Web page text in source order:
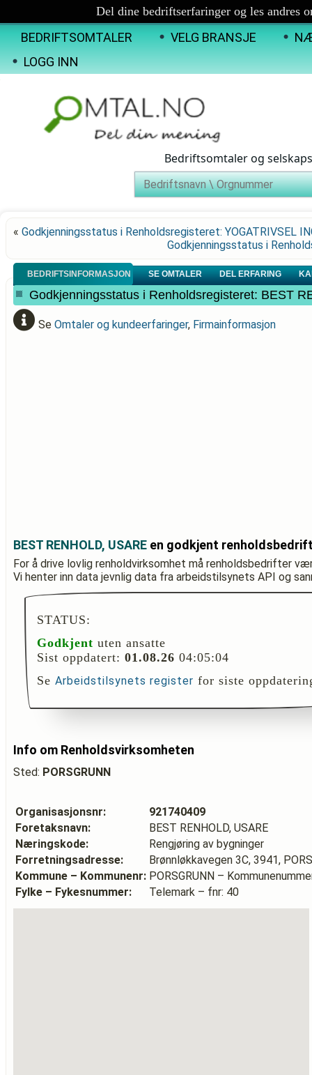
Del dine bedriftserfaringer og les andres
BEDRIFTSOMTALER VELG BRANSJE
LOGG INN
Bedriftsomtaler og
« Godkjenningsstatus i Renholdsregisteret: YOGATRIVSEL
Godkjenningsstatus i
BEDRIFTSINFORMASJON SE OMTALER DEL ERFARING
Godkjenningsstatus i Renholdsregisteret: BEST
Se Omtaler og kundeerfaringer, Firmainformasjon
BEST RENHOLD, USARE en godkjent
For å drive lovlig renholdvirksomhet må renholdsbedrifter
Vi henter inn data jevnlig data fra arbeidstilsynets API og
STATUS:
Godkjent uten ansatte
Sist oppdatert: 01.08.26 04:05:04
Se Arbeidstilsynets register for siste
Info om Renholdsvirksomheten
Sted: PORSGRUNN
Organisasjonsnr:
921740409
Foretaksnavn:
BEST RENHOLD, USARE
Næringskode:
Rengjøring av bygninger
Forretningsadresse:
Brønnløkkavegen 3C, 3941,
Kommune – Kommunenr: PORSGRUNN –
Fylke – Fykesnummer:
Telemark – fnr: 40